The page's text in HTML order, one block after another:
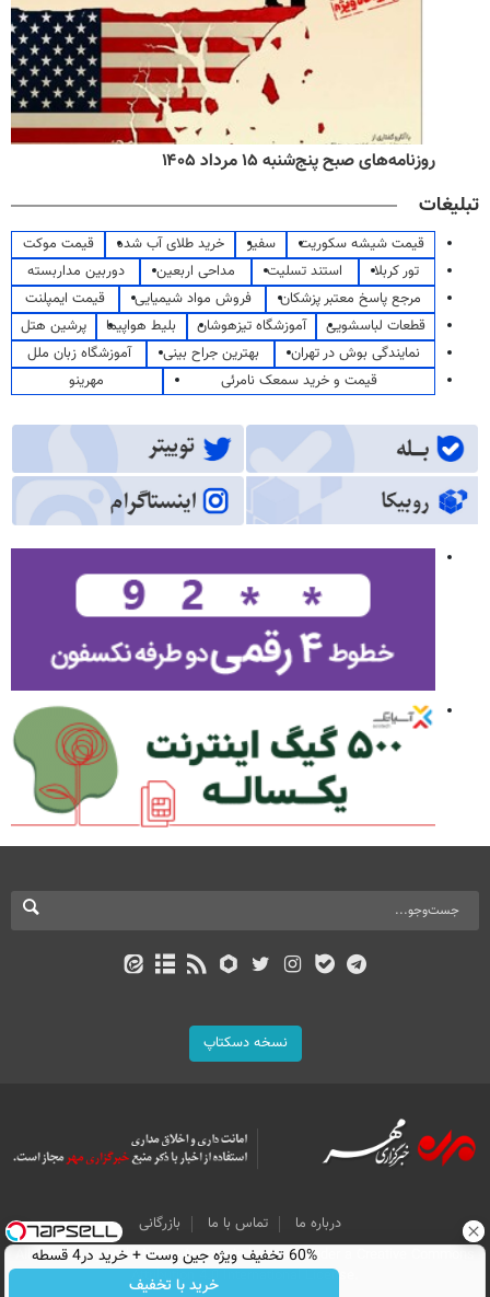
روزنامه‌های صبح پنج‌شنبه ۱۵ مرداد ۱۴۰۵
تبلیغات
قیمت شیشه سکوریت سفیر خرید طلای آب شده
قیمت موکت
تور کربلا
استند تسلیت مداحی اربعین
دوربین مداربسته
مرجع پاسخ معتبر پزشکان
فروش مواد شیمیایی
قیمت ایمپلنت
قطعات لباسشویی
آموزشگاه تیزهوشان بلیط هواپیما
پرشین هتل
نمایندگی بوش در تهران
بهترین جراح بینی
آموزشگاه زبان ملل
قیمت و خرید سمعک نامرئی
مهرینو
نسخه دسکتاپ
درباره ما تماس با ما
بازرگانی
All Content by Mehr News Agency is licensed under a Creative Commons
Attribution 4.0 International License.
60% تخفیف ویژه جین وست + خرید در4 قسطه
خرید با تخفیف